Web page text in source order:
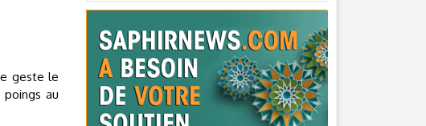
geste le
au